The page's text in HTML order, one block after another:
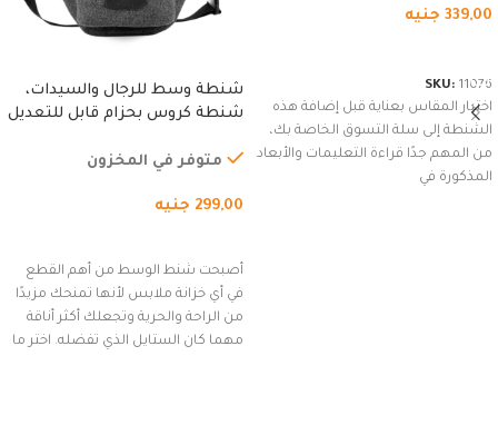
339,00 جنيه
SKU: 11076
اختيار المقاس بعناية قبل إضافة هذه
الشنطة إلى سلة التسوق الخاصة بك،
من المهم جدًا قراءة التعليمات والأبعاد
المذكورة في
شنطة وسط للرجال والسيدات،
شنطة كروس بحزام قابل للتعديل
السفر، الجري العادي، المشي
(رمادي)
متوفر في المخزون
299,00 جنيه
أصبحت شنط الوسط من أهم القطع
في أي خزانة ملابس لأنها تمنحك مزيدًا
من الراحة والحرية وتجعلك أكثر أناقة
مهما كان الستايل الذي تفضله. اختر ما